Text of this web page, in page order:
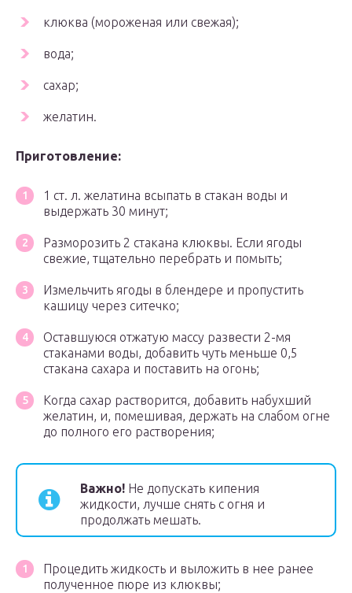
клюква (мороженая или свежая);
вода;
сахар;
желатин.
Приготовление:
1 ст. л. желатина всыпать в стакан воды и
выдержать 30 минут;
Разморозить 2 стакана клюквы. Если ягоды
свежие, тщательно перебрать и помыть;
Измельчить ягоды в блендере и пропустить
кашицу через ситечко;
Оставшуюся отжатую массу развести 2-мя
стаканами воды, добавить чуть меньше 0,5
стакана сахара и поставить на огонь;
Когда сахар растворится, добавить набухший
желатин, и, помешивая, держать на слабом огне
до полного его растворения;
Важно! Не допускать кипения
жидкости, лучше снять с огня и
продолжать мешать.
Процедить жидкость и выложить в нее ранее
полученное пюре из клюквы;